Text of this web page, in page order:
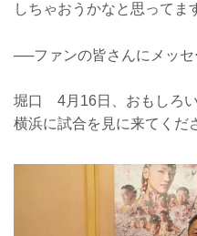
しちゃおうかなと思ってま
──ファンの皆さんにメッセ
堀口 4月16日、おもしろ
横浜に試合を見に来てくだ